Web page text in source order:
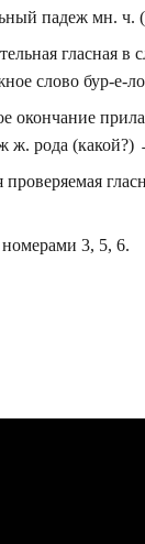
падеж мн.
гласная в
слово бур-е-
окончание
ж. рода
проверяемая
3, 5, 6.